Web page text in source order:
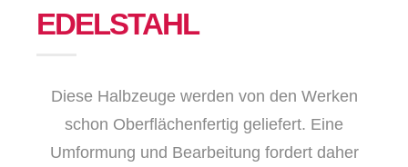
EDELSTAHL
Diese Halbzeuge werden von den Werken
schon Oberflächenfertig geliefert. Eine
Umformung und Bearbeitung fordert daher